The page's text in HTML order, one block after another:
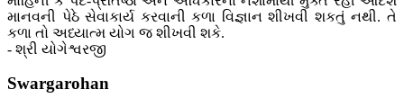
માનવની પેઠે સેવાકાર્ય કરવાની કળા વિજ્ઞાન શીખવી શકતું નથી. તે
કળા તો અધ્યાત્મ યોગ જ શીખવી શકે.
- શ્રી યોગેશ્વરજી
Swargarohan